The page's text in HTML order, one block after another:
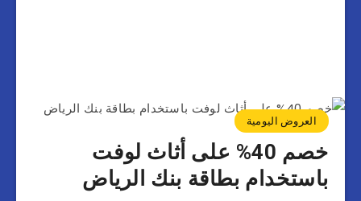
العروض اليومية
خصم 40% على أثاث لوفت
باستخدام بطاقة بنك الرياض